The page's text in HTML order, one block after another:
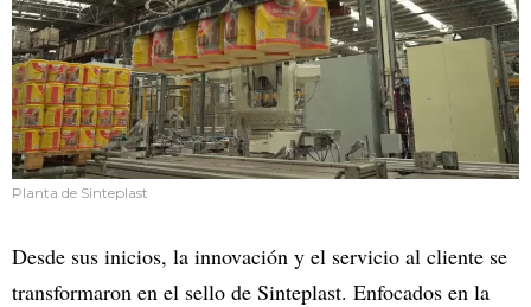
Planta de Sinteplast
Desde sus inicios, la innovación y el servicio al cliente se
transformaron en el sello de Sinteplast. Enfocados en la